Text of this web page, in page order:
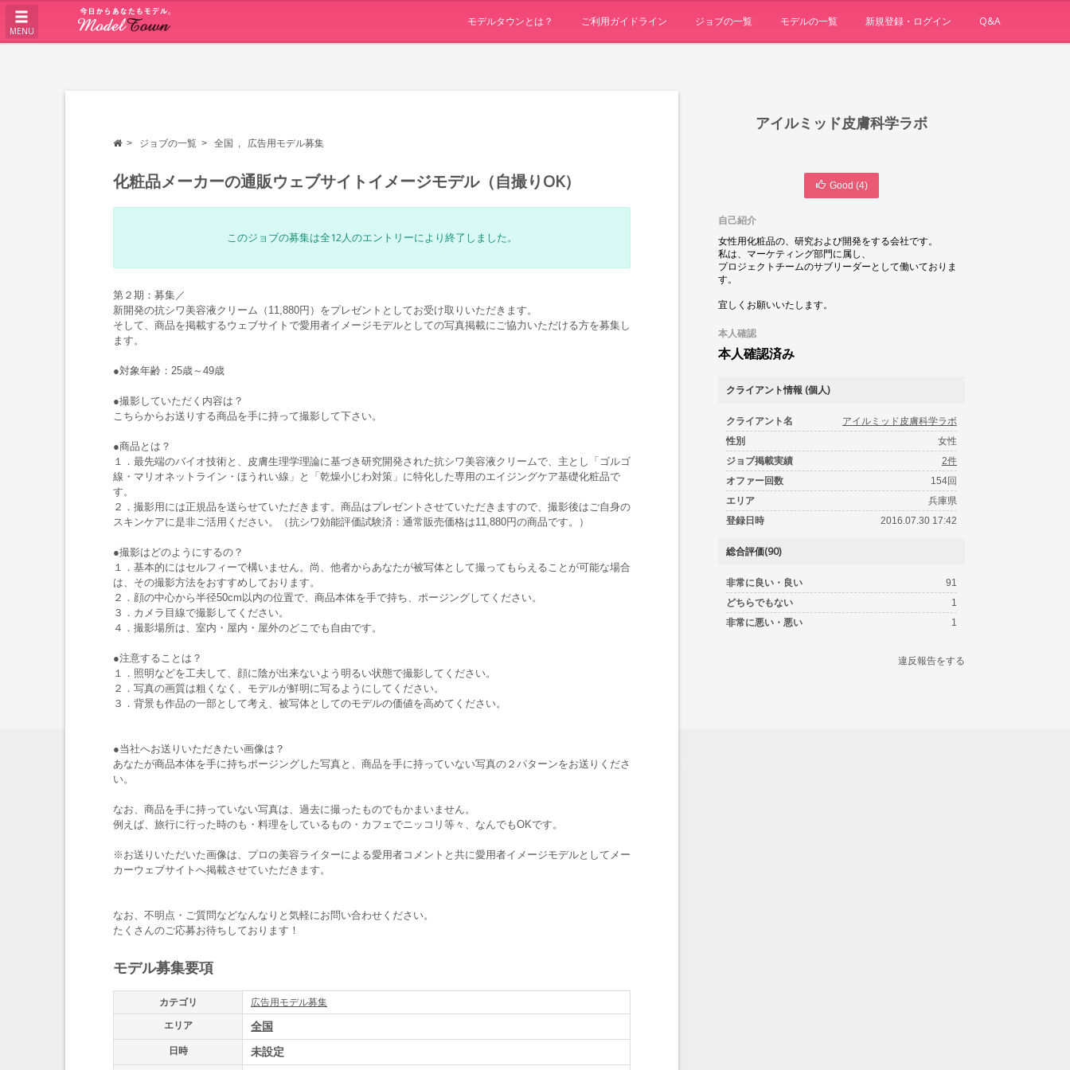
MENU
モデルタウンとは？ ご利用ガイドライン ジョブの一覧 モデルの一覧 新規登録・ログイン Q&A
ジョブの一覧 全国 広告用モデル募集
化粧品メーカーの通販ウェブサイトイメージモデル（自撮りOK）
このジョブの募集は全12人のエントリーにより終了しました。
第２期：募集／
新開発の抗シワ美容液クリーム（11,880円）をプレゼントとしてお受け取りいただきます。
そして、商品を掲載するウェブサイトで愛用者イメージモデルとしての写真掲載にご協力いただける方を募集し
ます。
●対象年齢：25歳～49歳
●撮影していただく内容は？
こちらからお送りする商品を手に持って撮影して下さい。
●商品とは？
１．最先端のバイオ技術と、皮膚生理学理論に基づき研究開発された抗シワ美容液クリームで、主とし「ゴルゴ
線・マリオネットライン・ほうれい線」と「乾燥小じわ対策」に特化した専用のエイジングケア基礎化粧品で
す。
２．撮影用には正規品を送らせていただきます。商品はプレゼントさせていただきますので、撮影後はご自身の
スキンケアに是非ご活用ください。（抗シワ効能評価試験済：通常販売価格は11,880円の商品です。）
●撮影はどのようにするの？
１．基本的にはセルフィーで構いません。尚、他者からあなたが被写体として撮ってもらえることが可能な場合
は、その撮影方法をおすすめしております。
２．顔の中心から半径50cm以内の位置で、商品本体を手で持ち、ポージングしてください。
３．カメラ目線で撮影してください。
４．撮影場所は、室内・屋内・屋外のどこでも自由です。
●注意することは？
１．照明などを工夫して、顔に陰が出来ないよう明るい状態で撮影してください。
２．写真の画質は粗くなく、モデルが鮮明に写るようにしてください。
３．背景も作品の一部として考え、被写体としてのモデルの価値を高めてください。
●当社へお送りいただきたい画像は？
あなたが商品本体を手に持ちポージングした写真と、商品を手に持っていない写真の２パターンをお送りくださ
い。
なお、商品を手に持っていない写真は、過去に撮ったものでもかまいません。
例えば、旅行に行った時のも・料理をしているもの・カフェでニッコリ等々、なんでもOKです。
※お送りいただいた画像は、プロの美容ライターによる愛用者コメントと共に愛用者イメージモデルとしてメー
カーウェブサイトへ掲載させていただきます。
なお、不明点・ご質問などなんなりと気軽にお問い合わせください。
たくさんのご応募お待ちしております！
モデル募集要項
カテゴリ 広告用モデル募集
エリア 全国
日時 未設定
アイルミッド皮膚科学ラボ
Good (4)
自己紹介
女性用化粧品の、研究および開発をする会社です。
私は、マーケティング部門に属し、
プロジェクトチームのサブリーダーとして働いておりま
す。
宜しくお願いいたします。
本人確認
本人確認済み
クライアント情報 (個人)
クライアント名
アイルミッド皮膚科学ラボ
性別
女性
ジョブ掲載実績
2件
オファー回数
154回
エリア
兵庫県
登録日時
2016.07.30 17:42
総合評価(90)
非常に良い・良い
91
どちらでもない
1
非常に悪い・悪い
1
違反報告をする